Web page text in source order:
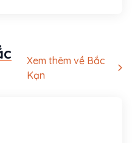
Xem thêm về Bắc
Kạn